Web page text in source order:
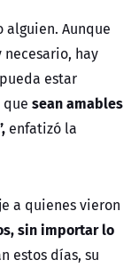
alguien. Aunque
hay
estar
sean amables
enfatizó la
a quienes vieron
sin importar lo
estos días, su